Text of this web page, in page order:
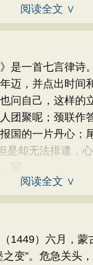
阅读全文 ∨
一首七言律诗
迈，并点出时间
问自己，这样的
团聚呢；颈联作
国的一片丹心；
是却无法排遣，
写
阅读全文 ∨
）六月，蒙
变”。危急关头